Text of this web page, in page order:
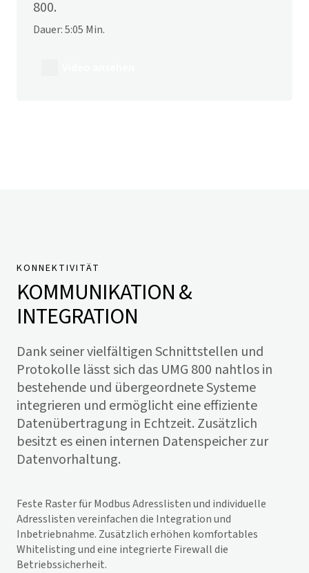
800.
Dauer: 5:05 Min.
KONNEKTIVITÄT
KOMMUNIKATION &
INTEGRATION
Dank seiner vielfältigen Schnittstellen und
Protokolle lässt sich das UMG 800 nahtlos in
bestehende und übergeordnete Systeme
integrieren und ermöglicht eine effiziente
Datenübertragung in Echtzeit. Zusätzlich
besitzt es einen internen Datenspeicher zur
Datenvorhaltung.
Feste Raster für Modbus Adresslisten und individuelle
Adresslisten vereinfachen die Integration und
Inbetriebnahme. Zusätzlich erhöhen komfortables
Whitelisting und eine integrierte Firewall die
Betriebssicherheit.